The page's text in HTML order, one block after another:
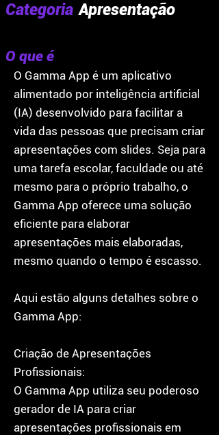
Categoria Apresentação
O que é
O Gamma App é um aplicativo
alimentado por inteligência artificial
(IA) desenvolvido para facilitar a
vida das pessoas que precisam criar
apresentações com slides. Seja para
uma tarefa escolar, faculdade ou até
mesmo para o próprio trabalho, o
Gamma App oferece uma solução
eficiente para elaborar
apresentações mais elaboradas,
mesmo quando o tempo é escasso.
Aqui estão alguns detalhes sobre o
Gamma App:
Criação de Apresentações
Profissionais:
O Gamma App utiliza seu poderoso
gerador de IA para criar
apresentações profissionais em